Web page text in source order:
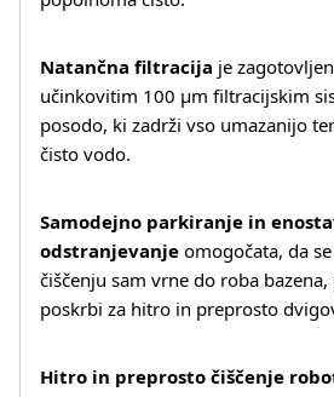
Natančna filtracija je
učinkovitim 100 μm filtracijskim
posodo, ki zadrži vso umazanijo
čisto vodo.
Samodejno parkiranje in
odstranjevanje omogočata, da
čiščenju sam vrne do roba
poskrbi za hitro in preprosto
Hitro in preprosto čiščenje